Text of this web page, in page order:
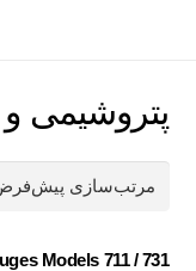
پتروشیمی و
Models 711 / 731